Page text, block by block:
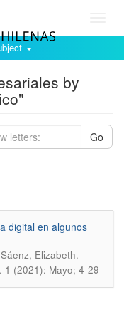
by
Go
digital en algunos
Elizabeth.
1 (2021): Mayo; 4-29